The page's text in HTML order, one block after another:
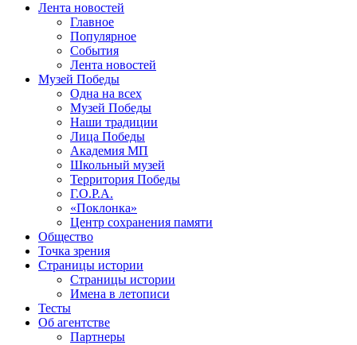
Лента новостей
Главное
Популярное
События
Лента новостей
Музей Победы
Одна на всех
Музей Победы
Наши традиции
Лица Победы
Академия МП
Школьный музей
Территория Победы
Г.О.Р.А.
«Поклонка»
Центр сохранения памяти
Общество
Точка зрения
Страницы истории
Страницы истории
Имена в летописи
Тесты
Об агентстве
Партнеры